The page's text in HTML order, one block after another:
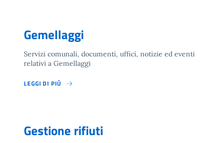
Gemellaggi
Servizi comunali, documenti, uffici, notizie ed eventi
relativi a Gemellaggi
LEGGI DI PIÙ
Gestione rifiuti